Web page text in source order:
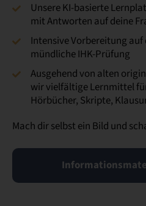
Unsere KI-basierte
mit Antworten auf deine
Intensive Vorbereitung
mündliche IHK-Prüfung
Ausgehend von alten
wir vielfältige Lernmittel
Hörbücher, Skripte,
Mach dir selbst ein Bild und